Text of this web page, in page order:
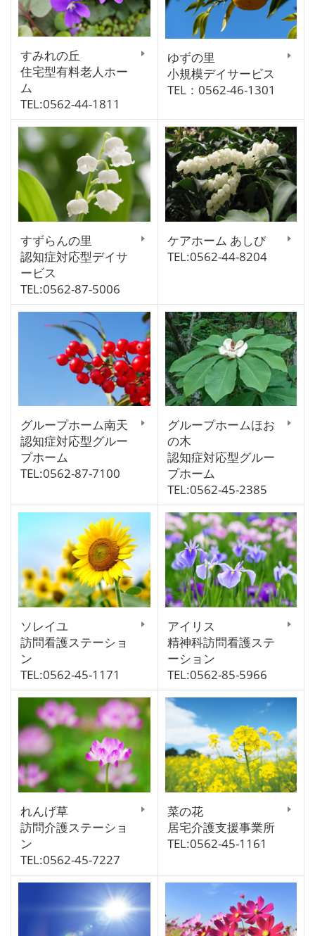
すみれの丘
住宅型有料老人ホー
ム
TEL:0562-44-1811
ゆずの里
小規模デイサービス
TEL：0562-46-1301
すずらんの里
認知症対応型デイサ
ービス
TEL:0562-87-5006
ケアホーム あしび
TEL:0562-44-8204
グループホーム南天
認知症対応型グルー
プホーム
TEL:0562-87-7100
グループホームほお
の木
認知症対応型グルー
プホーム
TEL:0562-45-2385
ソレイユ
訪問看護ステーショ
ン
TEL:0562-45-1171
アイリス
精神科訪問看護ステ
ーション
TEL:0562-85-5966
れんげ草
訪問介護ステーショ
ン
TEL:0562-45-7227
菜の花
居宅介護支援事業所
TEL:0562-45-1161